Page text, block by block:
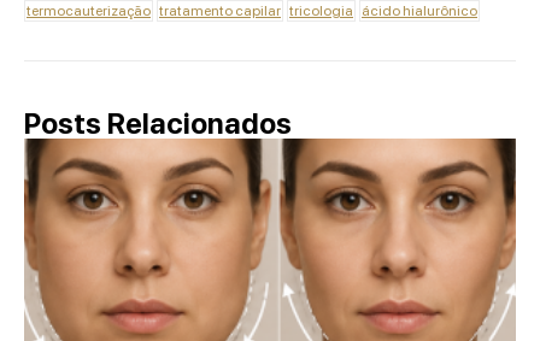
termocauterização tratamento capilar tricologia ácido hialurônico
Posts Relacionados